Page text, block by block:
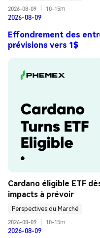
2026-08-09
10-15m
2026-08-09
Effondrement des
prévisions vers 1$
Cardano éligible ETF
impacts à prévoir
Perspectives du Marché
2026-08-09
10-15m
2026-08-09